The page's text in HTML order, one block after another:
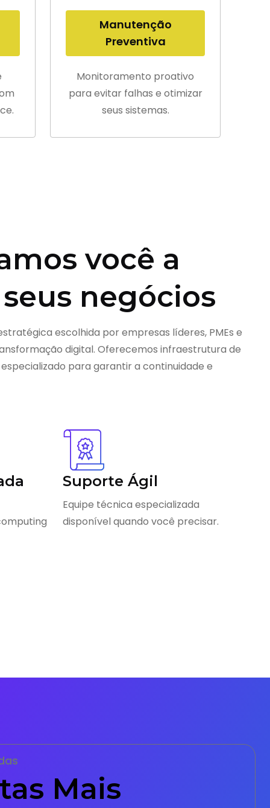
Manutenção
Preventiva
Monitoramento proativo
para evitar falhas e otimizar
seus sistemas.
você a
negócios
escolhida por empresas líderes, PMEs e
digital. Oferecemos infraestrutura de
para garantir a continuidade e
Suporte Ágil
Equipe técnica especializada
disponível quando você precisar.
Mais